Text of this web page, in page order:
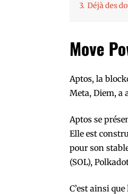
3. Déjà des
Move
Aptos, la
Meta, Diem, a
Aptos se
Elle est
pour son
(SOL),
C’est ainsi